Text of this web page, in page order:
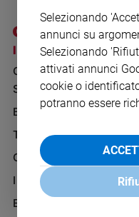
Ambiente
e
Aziende
di
Caso
della
settimana
I SITI SAN PAOLO
GRUPPO EDITORIALE
SAN PAOLO
BENESSERE
TELENOVA
GAZZETTA D'ALBA
IL GIORNALINO
EDICOLA SAN PAOLO
Selezionando
annunci su
Selezionando
attivati annunci
cookie o
potranno essere